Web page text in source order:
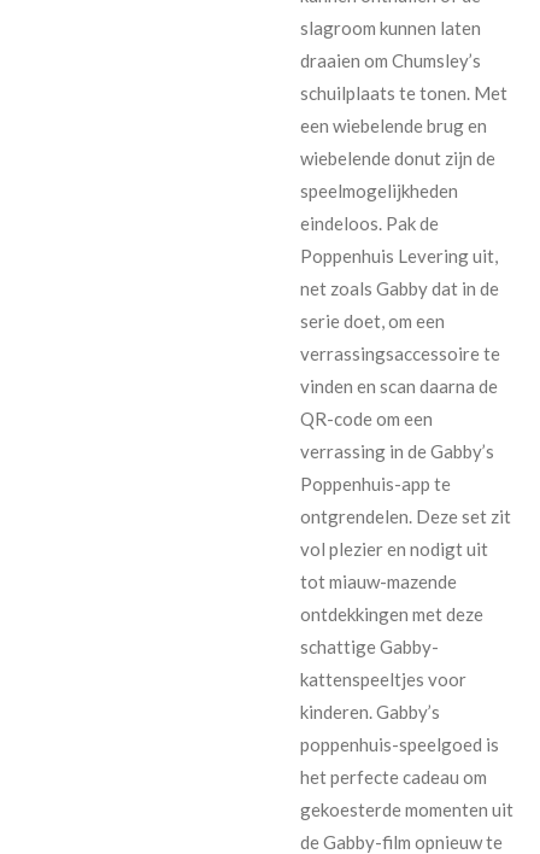
slagroom kunnen laten
draaien om Chumsley’s
schuilplaats te tonen. Met
een wiebelende brug en
wiebelende donut zijn de
speelmogelijkheden
eindeloos. Pak de
Poppenhuis Levering uit,
net zoals Gabby dat in de
serie doet, om een
verrassingsaccessoire te
vinden en scan daarna de
QR-code om een
verrassing in de Gabby’s
Poppenhuis-app te
ontgrendelen. Deze set zit
vol plezier en nodigt uit
tot miauw-mazende
ontdekkingen met deze
schattige Gabby-
kattenspeeltjes voor
kinderen. Gabby’s
poppenhuis-speelgoed is
het perfecte cadeau om
gekoesterde momenten uit
de Gabby-film opnieuw te